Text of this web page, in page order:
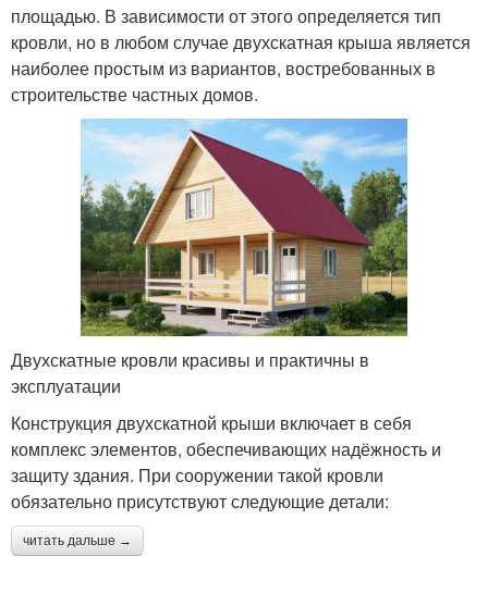
площадью. В зависимости от этого определяется тип
кровли, но в любом случае двухскатная крыша является
наиболее простым из вариантов, востребованных в
строительстве частных домов.
Двухскатные кровли красивы и практичны в
эксплуатации
Конструкция двухскатной крыши включает в себя
комплекс элементов, обеспечивающих надёжность и
защиту здания. При сооружении такой кровли
обязательно присутствуют следующие детали:
читать дальше →